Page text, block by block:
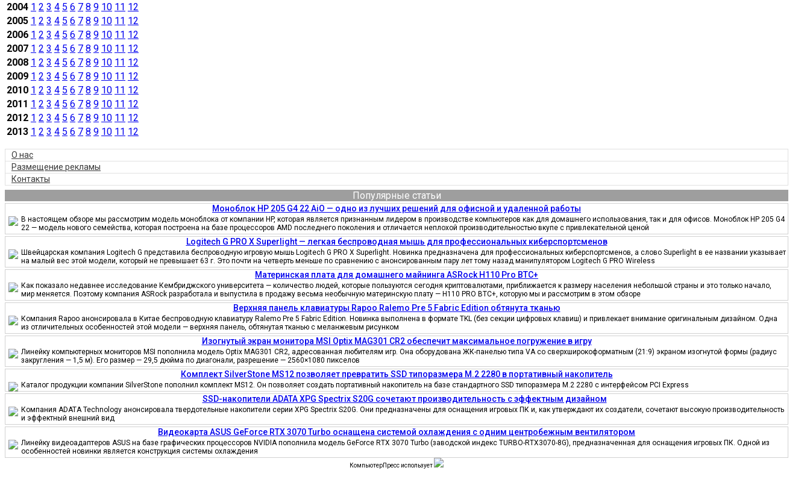
2004 1 2 3 4 5 6 7 8 9 10 11 12
2005 1 2 3 4 5 6 7 8 9 10 11 12
2006 1 2 3 4 5 6 7 8 9 10 11 12
2007 1 2 3 4 5 6 7 8 9 10 11 12
2008 1 2 3 4 5 6 7 8 9 10 11 12
2009 1 2 3 4 5 6 7 8 9 10 11 12
2010 1 2 3 4 5 6 7 8 9 10 11 12
2011 1 2 3 4 5 6 7 8 9 10 11 12
2012 1 2 3 4 5 6 7 8 9 10 11 12
2013 1 2 3 4 5 6 7 8 9 10 11 12
О нас
Размещение рекламы
Контакты
Популярные статьи
Моноблок HP 205 G4 22 AiO — одно из лучших решений для офисной и удаленной работы
В настоящем обзоре мы рассмотрим модель моноблока от компании HP, которая является признанным лидером в производстве компьютеров как для домашнего использования, так и для офисов. Моноблок HP 205 G4
22 — модель нового семейства, которая построена на базе процессоров AMD последнего поколения и отличается неплохой производительностью вкупе с привлекательной ценой
Logitech G PRO X Superlight — легкая беспроводная мышь для профессиональных киберспортсменов
Швейцарская компания Logitech G представила беспроводную игровую мышь Logitech G PRO X Superlight. Новинка предназначена для профессиональных киберспортсменов, а слово Superlight в ее названии указывает
на малый вес этой модели, который не превышает 63 г. Это почти на четверть меньше по сравнению с анонсированным пару лет тому назад манипулятором Logitech G PRO Wireless
Материнская плата для домашнего майнинга ASRock H110 Pro BTC+
Как показало недавнее исследование Кембриджского университета — количество людей, которые пользуются сегодня криптовалютами, приближается к размеру населения небольшой страны и это только начало,
мир меняется. Поэтому компания ASRock разработала и выпустила в продажу весьма необычную материнскую плату — H110 PRO BTC+, которую мы и рассмотрим в этом обзоре
Верхняя панель клавиатуры Rapoo Ralemo Pre 5 Fabric Edition обтянута тканью
Компания Rapoo анонсировала в Китае беспроводную клавиатуру Ralemo Pre 5 Fabric Edition. Новинка выполнена в формате TKL (без секции цифровых клавиш) и привлекает внимание оригинальным дизайном. Одна
из отличительных особенностей этой модели — верхняя панель, обтянутая тканью с меланжевым рисунком
Изогнутый экран монитора MSI Optix MAG301 CR2 обеспечит максимальное погружение в игру
Линейку компьютерных мониторов MSI пополнила модель Optix MAG301 CR2, адресованная любителям игр. Она оборудована ЖК-панелью типа VA со сверхширокоформатным (21:9) экраном изогнутой формы (радиус
закругления — 1,5 м). Его размер — 29,5 дюйма по диагонали, разрешение — 2560×1080 пикселов
Комплект SilverStone MS12 позволяет превратить SSD типоразмера M.2 2280 в портативный накопитель
Каталог продукции компании SilverStone пополнил комплект MS12. Он позволяет создать портативный накопитель на базе стандартного SSD типоразмера M.2 2280 с интерфейсом PCI Express
SSD-накопители ADATA XPG Spectrix S20G сочетают производительность с эффектным дизайном
Компания ADATA Technology анонсировала твердотельные накопители серии XPG Spectrix S20G. Они предназначены для оснащения игровых ПК и, как утверждают их создатели, сочетают высокую производительность
и эффектный внешний вид
Видеокарта ASUS GeForce RTX 3070 Turbo оснащена системой охлаждения с одним центробежным вентилятором
Линейку видеоадаптеров ASUS на базе графических процессоров NVIDIA пополнила модель GeForce RTX 3070 Turbo (заводской индекс TURBO-RTX3070-8G), предназначенная для оснащения игровых ПК. Одной из
особенностей новинки является конструкция системы охлаждения
КомпьютерПресс использует